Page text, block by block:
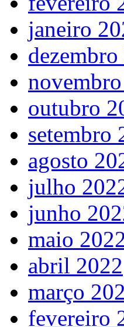
janeiro
outubro
setembro
agosto
julho
junho
maio
abril 2022
março
fevereiro